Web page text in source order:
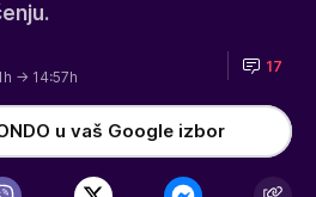
→ 14:57h
17
u vaš Google izbor